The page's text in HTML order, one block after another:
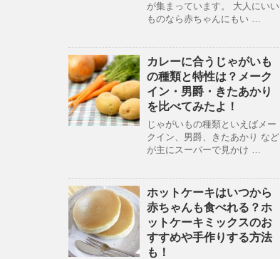
が集まっています。 大人にいい
ものなら赤ちゃんにもい …
カレーに合うじゃがいも
の種類と特性は？メーク
イン・男爵・きたあかり
を比べてみたよ！
じゃがいもの種類といえばメー
クイン、男爵、きたあかり など
が主にスーパーで見かけ …
ホットケーキはいつから
赤ちゃんも食べれる？ホ
ットケーキミックスのお
すすめや手作りする方法
も！